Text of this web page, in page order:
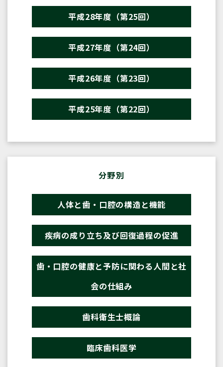
平成28年度（第25回）
平成27年度（第24回）
平成26年度（第23回）
平成25年度（第22回）
分野別
人体と歯・口腔の構造と機能
疾病の成り立ち及び回復過程の促進
歯・口腔の健康と予防に関わる人間と社
会の仕組み
歯科衛生士概論
臨床歯科医学